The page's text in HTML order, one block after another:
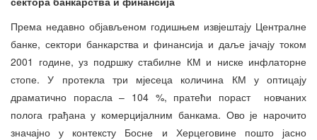
Према недавно објављеном годишњем извјештају Централне
банке, сектори банкарства и финансија и даље јачају током
2001 године, уз подршку стабилне КМ и ниске инфлаторне
стопе. У протекла три мјесеца количина КМ у оптицају
драматично порасла – 104 %, пратећи пораст новчаних
полога грађана у комерцијалним банкама. Ово је нарочито
значајно у контексту Босне и Херцеговине пошто јасно